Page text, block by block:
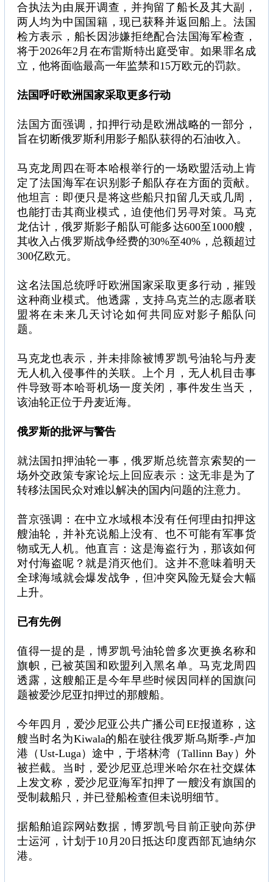
合执法为由展开调查，并拘留了船长及其大副，
两人均为中国国籍，现已获释并返回船上。法国
检方表示，船长因涉嫌拒绝配合法国海军检查，
将于2026年2月在布雷斯特出庭受审。如果罪名成
立，他将面临最高一年监禁和15万欧元的罚款。
法国呼吁欧洲国家采取更多行动
法国方面强调，扣押行动是欧洲战略的一部分，
旨在切断俄罗斯利用影子船队获得的石油收入。
马克龙周四在哥本哈根举行的一场欧盟活动上肯
定了法国海军在识别影子船队存在方面的贡献。
他坦言：即便只是将这些船只扣留几天或几周，
也能打击其商业模式，迫使他们另寻对策。马克
龙估计，俄罗斯影子船队可能多达600至1000艘，
其收入占俄罗斯战争经费的30%至40%，总额超过
300亿欧元。
这名法国总统呼吁欧洲国家采取更多行动，摧毁
这种商业模式。他透露，支持乌克兰的志愿者联
盟将在未来几天讨论如何共同应对影子船队问
题。
马克龙也表示，并未排除被博罗凯号油轮与丹麦
无人机入侵事件的关联。上个月，无人机目击事
件导致哥本哈哥机场一度关闭，事件发生当天，
该油轮正位于丹麦近海。
俄罗斯的批评与警告
就法国扣押油轮一事，俄罗斯总统普京索契的一
场外交政策专家论坛上回应表示：这无非是为了
转移法国民众对难以解决的国内问题的注意力。
普京强调：在中立水域根本没有任何理由扣押这
艘油轮，并补充说船上没有、也不可能有军事货
物或无人机。他直言：这是海盗行为，那该如何
对付海盗呢？就是消灭他们。这并不意味着明天
全球海域就会爆发战争，但冲突风险无疑会大幅
上升。
已有先例
值得一提的是，博罗凯号油轮曾多次更换名称和
旗帜，已被英国和欧盟列入黑名单。马克龙周四
透露，这艘船正是今年早些时候因同样的国旗问
题被爱沙尼亚扣押过的那艘船。
今年四月，爱沙尼亚公共广播公司EE报道称，这
艘当时名为Kiwala的船在驶往俄罗斯乌斯季-卢加
港（Ust-Luga）途中，于塔林湾（Tallinn Bay）外
被拦截。当时，爱沙尼亚总理米哈尔在社交媒体
上发文称，爱沙尼亚海军扣押了一艘没有旗国的
受制裁船只，并已登船检查但未说明细节。
据船舶追踪网站数据，博罗凯号目前正驶向苏伊
士运河，计划于10月20日抵达印度西部瓦迪纳尔
港。